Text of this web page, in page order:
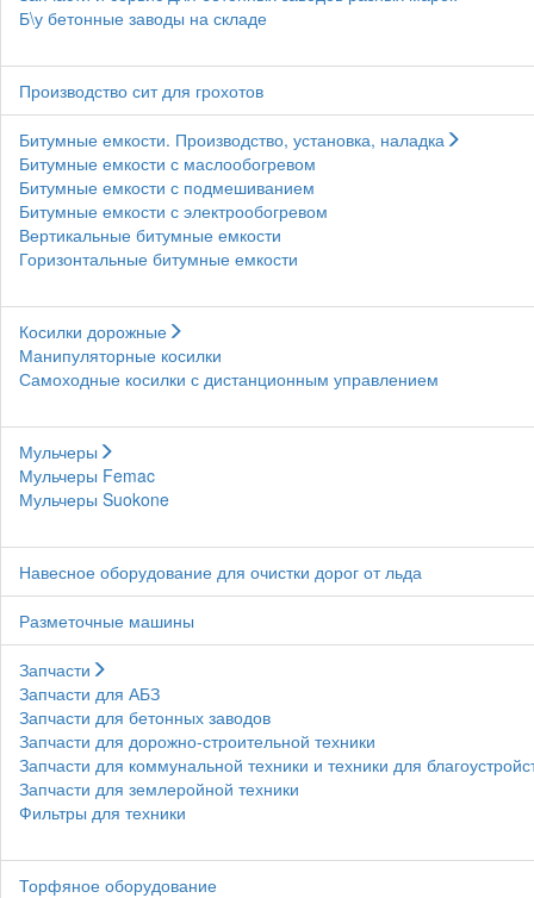
Б\у бетонные заводы на складе
Производство сит для грохотов
Битумные емкости. Производство, установка, наладка
Битумные емкости с маслообогревом
Битумные емкости с подмешиванием
Битумные емкости с электрообогревом
Вертикальные битумные емкости
Горизонтальные битумные емкости
Косилки дорожные
Манипуляторные косилки
Самоходные косилки с дистанционным управлением
Мульчеры
Мульчеры Femac
Мульчеры Suokone
Навесное оборудование для очистки дорог от льда
Разметочные машины
Запчасти
Запчасти для АБЗ
Запчасти для бетонных заводов
Запчасти для дорожно-строительной техники
Запчасти для коммунальной техники и техники для
Запчасти для землеройной техники
Фильтры для техники
Торфяное оборудование